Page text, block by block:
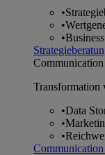
•
•
•
Communication
Transformation
•Data
•
•